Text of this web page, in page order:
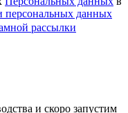
персональных данных
рассылки
и скоро запустим